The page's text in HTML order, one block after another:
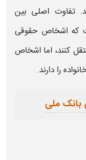
تفاوت اصلی بین
که اشخاص حقوقی
کنند، اما اشخاص
را دارند.
بانک ملی